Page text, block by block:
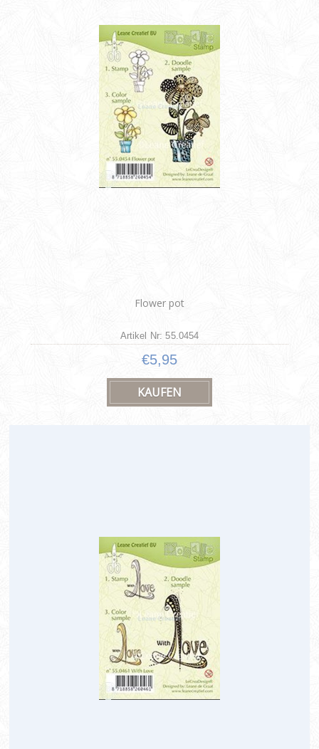
Flower pot
Artikel Nr: 55.0454
€5,95